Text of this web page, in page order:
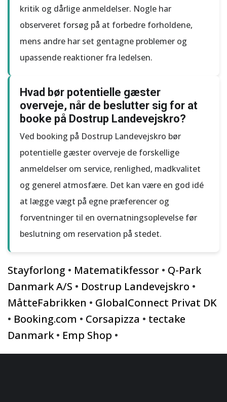
kritik og dårlige anmeldelser. Nogle har
observeret forsøg på at forbedre forholdene,
mens andre har set gentagne problemer og
upassende reaktioner fra ledelsen.
Hvad bør potentielle gæster
overveje, når de beslutter sig for at
booke på Dostrup Landevejskro?
Ved booking på Dostrup Landevejskro bør
potentielle gæster overveje de forskellige
anmeldelser om service, renlighed, madkvalitet
og generel atmosfære. Det kan være en god idé
at lægge vægt på egne præferencer og
forventninger til en overnatningsoplevelse før
beslutning om reservation på stedet.
Stayforlong • Matematikfessor • Q-Park
Danmark A/S • Dostrup Landevejskro •
MåtteFabrikken • GlobalConnect Privat DK
• Booking.com • Corsapizza • tectake
Danmark • Emp Shop •